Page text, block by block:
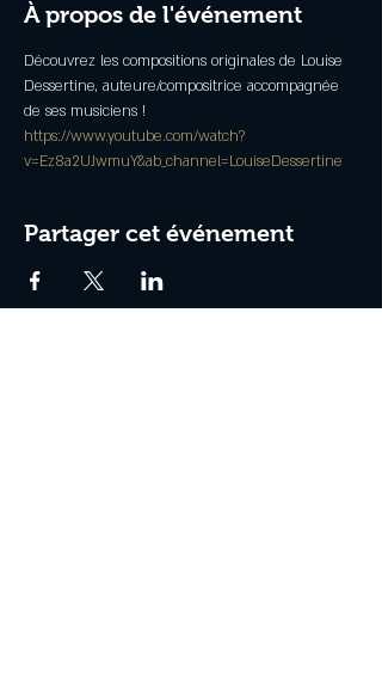
À propos de l'événement
Découvrez les compositions originales de Louise
Dessertine, auteure/compositrice accompagnée
de ses musiciens !
https://www.youtube.com/watch?
v=Ez8a2UJwmuY&ab_channel=LouiseDessertine
Partager cet événement